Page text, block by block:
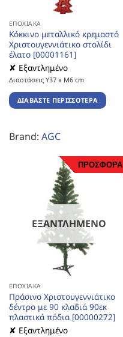
ΕΠΟΧΙΑΚΆ
Κόκκινο μεταλλικό κρεμαστό
Χριστουγεννιάτικο στολίδι
έλατο [00001161]
✘ Εξαντλημένο
Διαστάσεις Υ37 x Μ6 cm
ΔΙΑΒΆΣΤΕ ΠΕΡΙΣΣΌΤΕΡΑ
Brand: AGC
ΠΡΟΣΦΟΡΑ
ΕΞΑΝΤΛΗΜΈΝΟ
ΕΠΟΧΙΑΚΆ
Πράσινο Χριστουγεννιάτικο
δέντρο με 90 κλαδιά 90εκ
πλαστικά πόδια [00000272]
✘ Εξαντλημένο